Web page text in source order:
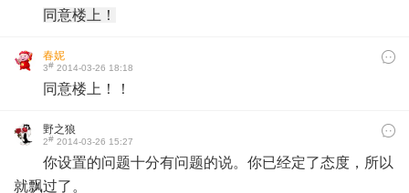
同意楼上！
春妮
3# 2014-03-26 18:18
同意楼上！！​
野之狼
2# 2014-03-26 15:27
你设置的问题十分有问题的说。你已经定了态度，所以
就飘过了。